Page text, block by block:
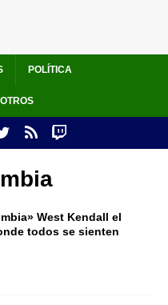
POLÍTICA
West Kendall el
todos se sienten